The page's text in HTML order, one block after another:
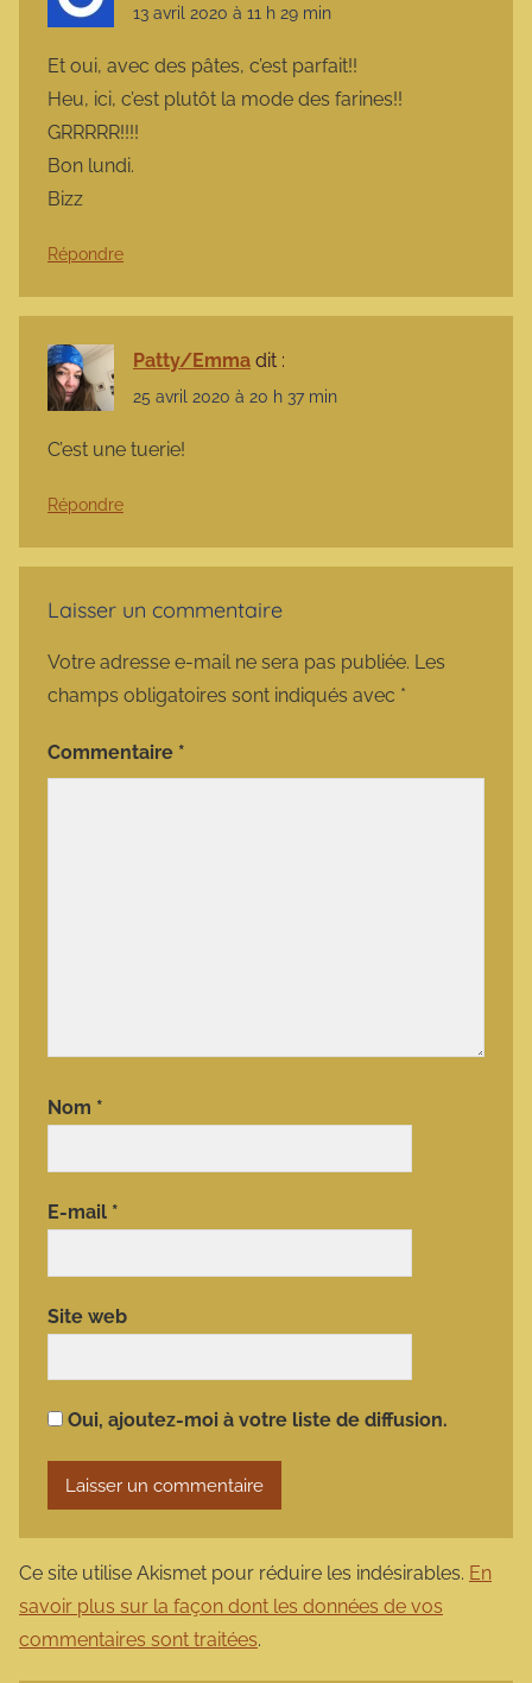
13 avril 2020 à 11 h 29 min
Et oui, avec des pâtes, c’est parfait!!
Heu, ici, c’est plutôt la mode des farines!!
GRRRRR!!!!
Bon lundi.
Bizz
Répondre
Patty/Emma dit :
25 avril 2020 à 20 h 37 min
C’est une tuerie!
Répondre
Laisser un commentaire
Votre adresse e-mail ne sera pas publiée. Les
champs obligatoires sont indiqués avec *
Commentaire *
Nom *
E-mail *
Site web
Oui, ajoutez-moi à votre liste de diffusion.
Ce site utilise Akismet pour réduire les indésirables. En
savoir plus sur la façon dont les données de vos
commentaires sont traitées.